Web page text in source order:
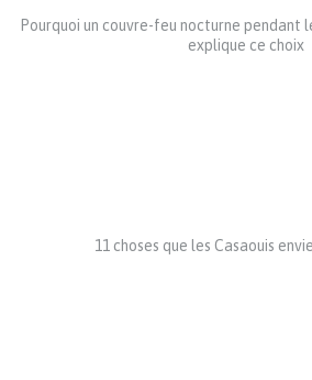
Pourquoi un couvre-feu nocturne pendant
explique ce choix
11 choses que les Casaouis